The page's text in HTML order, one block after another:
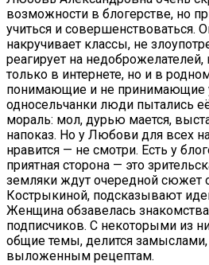
возможности в блогерстве, но
учиться и совершенствоваться.
накручивает классы, не
реагирует на
только в интернете, но и в
понимающие и не принимающие
односельчанки люди пытались её
мораль: мол, дурью мается,
напоказ. Но у Любови для всех
нравится — не смотри. Есть у
приятная сторона — это
земляки ждут очередной сюжет
Кострыкиной, подсказывают
Женщина обзавелась
подписчиков. С некоторыми из
общие темы, делится замыслами,
выложенным рецептам.